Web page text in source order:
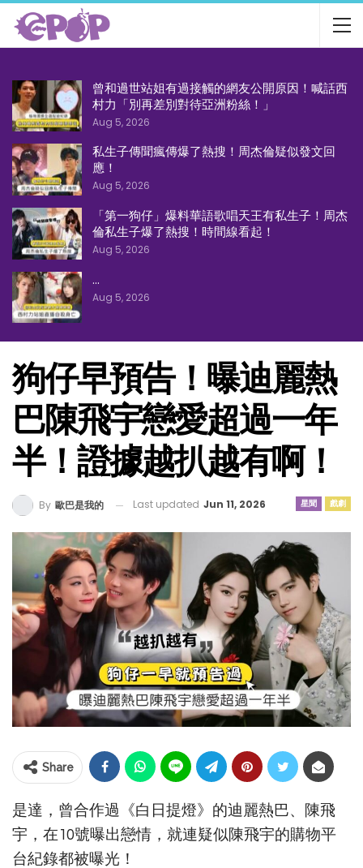
曾和過世站姐有過接觸的網友公開原因！喊話西
村力「別再差別對待亞洲粉絲！」
Aug 5, 2026
私生子傳聞瘋傳爆了熱搜！周杰倫疑似發文回
應！
Aug 5, 2026
「第一狗仔」爆料華語歌唱天王有私生子！周杰
倫私生子爆了熱搜！時間線看起！
Aug 5, 2026
…
Aug 5, 2026
狗仔早預告！曝迪麗熱
巴陳飛宇戀愛超過一年
半！證據越扒越有啊！
星聞 戲劇
By 歐巴是我的 Last updated Jun 11, 2026
Share
是達，曾合作過《白日提燈》的迪麗熱巴、陳飛
宇，在10號曝出戀情，就連疑似陳飛宇的購物平
台紀錄都被曝光！